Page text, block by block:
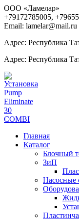
ООО «Ламелар»
+79172785005,
Email: lamelar@mail.ru
Адрес: Республика
Адрес: Республика
Главная
Каталог
Блочный
ЗиП
Насосные